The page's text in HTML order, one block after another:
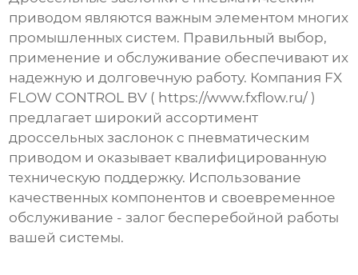
приводом являются важным элементом многих
промышленных систем. Правильный выбор,
применение и обслуживание обеспечивают их
надежную и долговечную работу. Компания FX
FLOW CONTROL BV ( https://www.fxflow.ru/ )
предлагает широкий ассортимент
дроссельных заслонок с пневматическим
приводом и оказывает квалифицированную
техническую поддержку. Использование
качественных компонентов и своевременное
обслуживание - залог бесперебойной работы
вашей системы.